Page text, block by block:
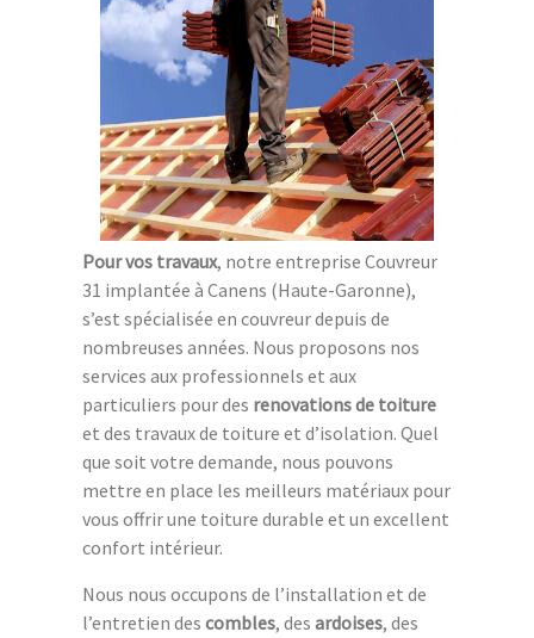
Pour vos travaux, notre entreprise Couvreur
31 implantée à Canens (Haute-Garonne),
s’est spécialisée en couvreur depuis de
nombreuses années. Nous proposons nos
services aux professionnels et aux
particuliers pour des renovations de toiture
et des travaux de toiture et d’isolation. Quel
que soit votre demande, nous pouvons
mettre en place les meilleurs matériaux pour
vous offrir une toiture durable et un excellent
confort intérieur.
Nous nous occupons de l’installation et de
l’entretien des combles, des ardoises, des